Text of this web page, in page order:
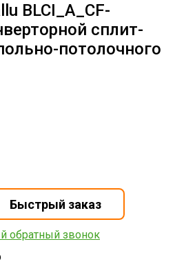
BLCI_A_CF-
сплит-
потолочного
обратный звонок